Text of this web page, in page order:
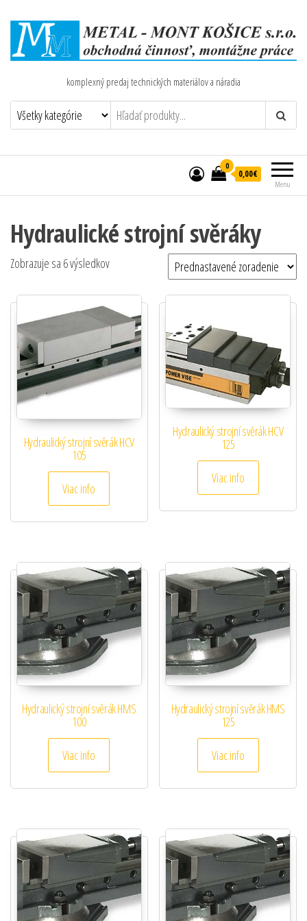
komplexný predaj technických materiálov a náradia
Menu
0
0,00€
Hydraulické strojní svěráky
Zobrazuje sa 6 výsledkov
Hydraulický strojní svěrák HCV
105
Viac info
Hydraulický strojní svěrák HCV
125
Viac info
Hydraulický strojní svěrák HMS
100
Viac info
Hydraulický strojní svěrák HMS
125
Viac info